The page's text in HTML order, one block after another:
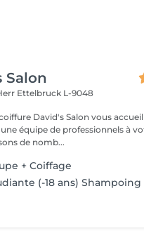
Salon
Ettelbruck L-9048
David's Salon vous
équipe de professionnels à
de nomb...
+ Coiffage
(-18 ans) Shampoing